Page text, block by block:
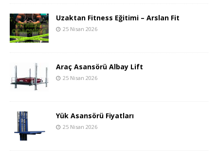
Uzaktan Fitness Eğitimi – Arslan Fit
25 Nisan 2026
Araç Asansörü Albay Lift
25 Nisan 2026
Yük Asansörü Fiyatları
25 Nisan 2026